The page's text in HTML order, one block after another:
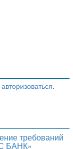
авторизоваться.